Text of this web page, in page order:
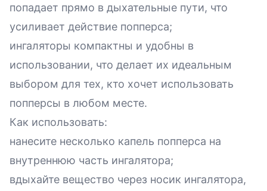
попадает прямо в дыхательные пути, что
усиливает действие попперса;
ингаляторы компактны и удобны в
использовании, что делает их идеальным
выбором для тех, кто хочет использовать
попперсы в любом месте.
Как использовать:
нанесите несколько капель попперса на
внутреннюю часть ингалятора;
вдыхайте вещество через носик ингалятора,